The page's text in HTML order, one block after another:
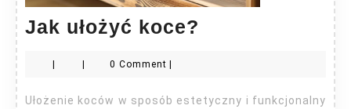
Jak ułożyć koce?
0 Comment
Ułożenie koców w sposób estetyczny i funkcjonalny